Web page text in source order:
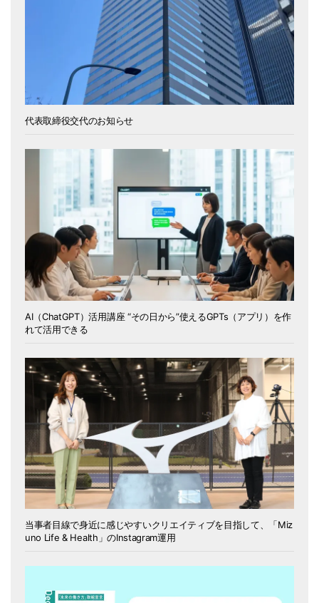
代表取締役交代のお知らせ
AI（ChatGPT）活用講座 “その日から”使えるGPTs（アプリ）を作
れて活用できる
当事者目線で身近に感じやすいクリエイティブを目指して、「Miz
uno Life & Health」のInstagram運用